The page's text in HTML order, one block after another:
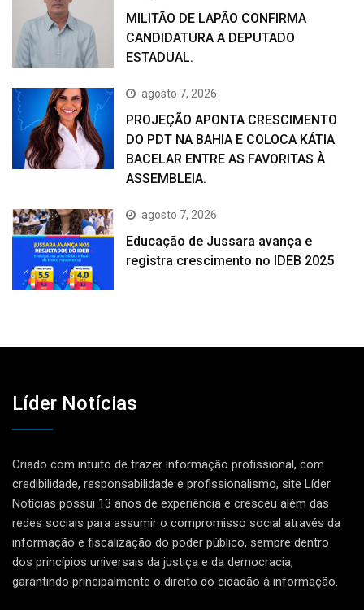
MILITÃO DE LAPÃO CONFIRMA
CANDIDATURA A DEPUTADO
ESTADUAL.
agosto 7, 2026
PROJEÇÃO APONTA CRESCIMENTO
DO PDT NA BAHIA E COLOCA KÁTIA
BACELAR ENTRE AS FAVORITAS À
ASSEMBLEIA.
agosto 7, 2026
Educação de Jussara avança e
registra crescimento no IDEB 2025
Líder Notícias
Criado com intuito de trazer informação profissional, com
credibilidade, responsabilidade e profissionalismo, site Líder
Notícias possui 13 anos de experiência e cresceu além das
redes sociais para assumir o compromisso social através da
informação e fiscalização do poder público, sempre dentro
dos princípios universais da justiça e da democracia,
garantindo principalmente o direito do cidadão à informação.